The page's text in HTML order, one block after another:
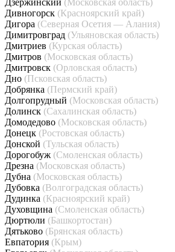
Дзержинский (Московская область)
Дивногорск (Красноярский край)
Дигора (Северная Осетия — Алания)
Димитровград (Ульяновская область)
Дмитриев (Курская область)
Дмитров (Московская область)
Дмитровск (Орловская область)
Дно (Псковская область)
Добрянка (Пермский край)
Долгопрудный (Московская область)
Долинск (Сахалинская область)
Домодедово (Московская область)
Донецк (Ростовская область)
Донской (Тульская область)
Дорогобуж (Смоленская область)
Дрезна (Московская область)
Дубна (Московская область)
Дубовка (Волгоградская область)
Дудинка (Красноярский край)
Духовщина (Смоленская область)
Дюртюли (Башкортостан)
Дятьково (Брянская область)
Евпатория (Крым)